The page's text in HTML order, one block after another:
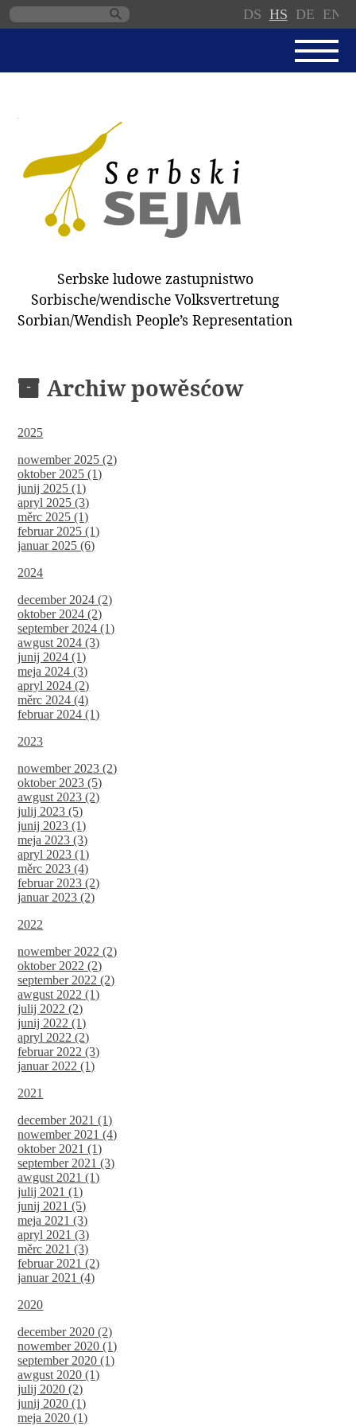
DS HS DE EN
SERBSKI SEJM
JEDNANSKI PORJAD
PROTOKOLE / WOBZAMKNJENJA
DARY
ZAPÓSŁANCY
WUBĚRKI
Serbske ludowe zastupnistwo
Sorbische/wendische Volksvertretung
Sorbian/Wendish People’s Representation
Archiw powěsćow
2025
nowember 2025 (2)
oktober 2025 (1)
junij 2025 (1)
apryl 2025 (3)
měrc 2025 (1)
februar 2025 (1)
januar 2025 (6)
2024
december 2024 (2)
oktober 2024 (2)
september 2024 (1)
awgust 2024 (3)
junij 2024 (1)
meja 2024 (3)
apryl 2024 (2)
měrc 2024 (4)
februar 2024 (1)
2023
nowember 2023 (2)
oktober 2023 (5)
awgust 2023 (2)
julij 2023 (5)
junij 2023 (1)
meja 2023 (3)
apryl 2023 (1)
měrc 2023 (4)
februar 2023 (2)
januar 2023 (2)
2022
nowember 2022 (2)
oktober 2022 (2)
september 2022 (2)
awgust 2022 (1)
julij 2022 (2)
junij 2022 (1)
apryl 2022 (2)
februar 2022 (3)
januar 2022 (1)
2021
december 2021 (1)
nowember 2021 (4)
oktober 2021 (1)
september 2021 (3)
awgust 2021 (1)
julij 2021 (1)
junij 2021 (5)
meja 2021 (3)
apryl 2021 (3)
měrc 2021 (3)
februar 2021 (2)
januar 2021 (4)
2020
december 2020 (2)
nowember 2020 (1)
september 2020 (1)
awgust 2020 (1)
julij 2020 (2)
junij 2020 (1)
meja 2020 (1)